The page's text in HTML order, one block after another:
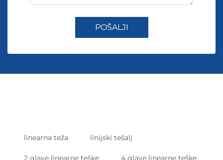
POŠALJI
linearna teža linijski tešalj
2 glave linearne teške 4 glave linearne teške